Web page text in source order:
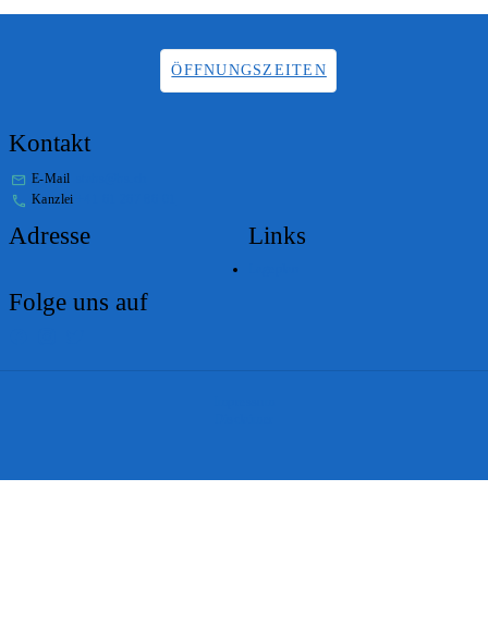
ÖFFNUNGSZEITEN
Kontakt
E-Mail
Kanzlei
Adresse Links
Folge uns auf